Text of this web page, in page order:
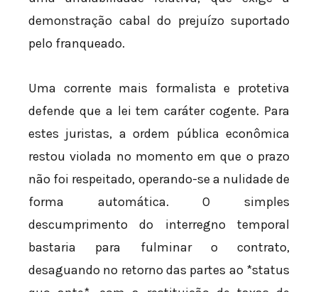
demonstração cabal do prejuízo suportado
pelo franqueado.
Uma corrente mais formalista e protetiva
defende que a lei tem caráter cogente. Para
estes juristas, a ordem pública econômica
restou violada no momento em que o prazo
não foi respeitado, operando-se a nulidade de
forma automática. O simples
descumprimento do interregno temporal
bastaria para fulminar o contrato,
desaguando no retorno das partes ao *status